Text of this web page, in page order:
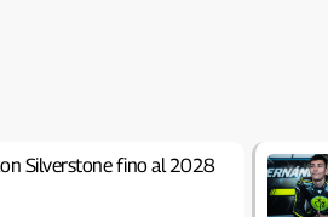
Silverstone fino al 2028